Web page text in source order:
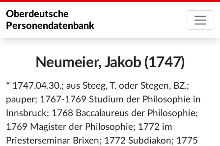
Oberdeutsche
Personendatenbank
Neumeier, Jakob (1747)
* 1747.04.30.; aus Steeg, T. oder Stegen, BZ.;
pauper; 1767-1769 Studium der Philosophie in
Innsbruck; 1768 Baccalaureus der Philosophie;
1769 Magister der Philosophie; 1772 im
Priesterseminar Brixen; 1772 Subdiakon; 1775